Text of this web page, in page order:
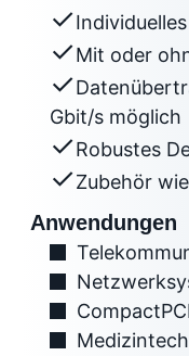
Mit oder
Gbit/s möglich
Robustes
Zubehör
Anwendungen